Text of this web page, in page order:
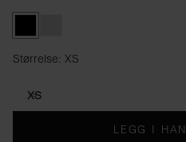
Størrelse: XS
XS
LEGG I